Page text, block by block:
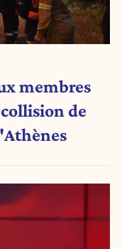
membres
de